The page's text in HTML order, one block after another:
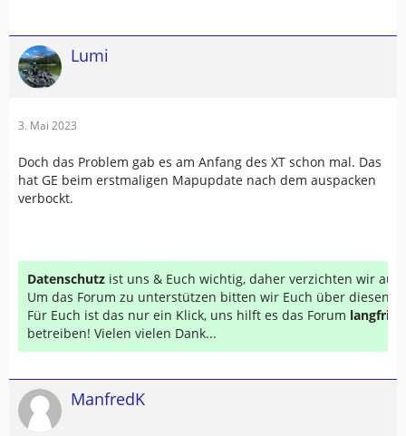
Lumi
3. Mai 2023
Doch das Problem gab es am Anfang des XT schon mal. Das
hat GE beim erstmaligen Mapupdate nach dem auspacken
verbockt.
Datenschutz ist uns & Euch wichtig, daher verzichten wir auf
Um das Forum zu unterstützen bitten wir Euch über diesen
Für Euch ist das nur ein Klick, uns hilft es das Forum
betreiben! Vielen vielen Dank...
ManfredK